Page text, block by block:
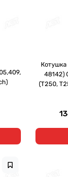
48142)
(T250,